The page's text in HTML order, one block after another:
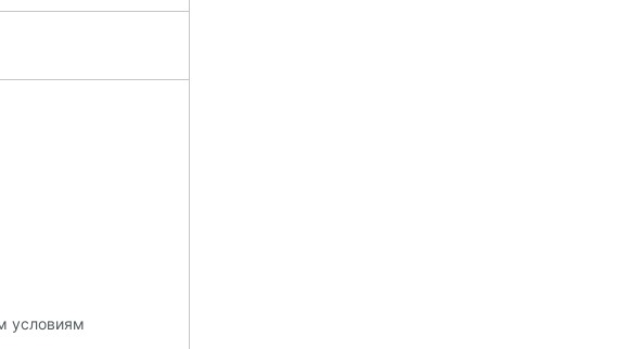
условиям